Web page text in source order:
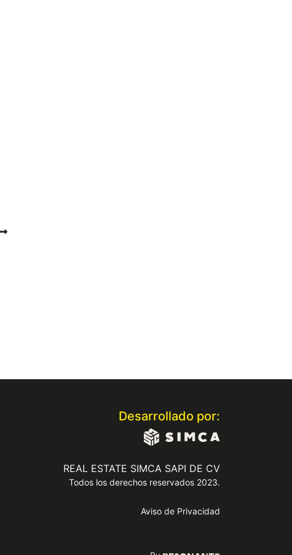
Desarrollado por:
REAL ESTATE SIMCA SAPI DE CV
Todos los derechos reservados 2023.
Aviso de Privacidad